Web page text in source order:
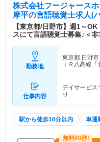
株式会社フージャース
摩平の言語聴覚士求人(
【東京都/日野市】週1～
スにて言語聴覚士募集♪＜非
勤務地
東京都 日野市
ＪＲ八高線
仕事内容
デイサービスでのリ
り
駅から徒歩10分以内 車通